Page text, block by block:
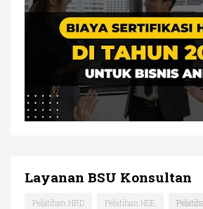
Layanan BSU Konsultan
Pelatihan HRD Pelatihan HSE